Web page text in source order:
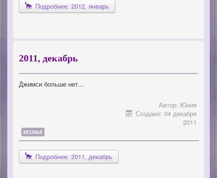
Подробнее: 2012, январь
2011, декабрь
Джимси больше нет...
Автор: Юния
Создано: 04 декабря
2011
#EUNIA
Подробнее: 2011, декабрь